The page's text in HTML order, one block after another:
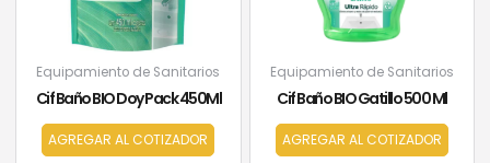
Equipamiento de Sanitarios
Cif Baño BIO Doy Pack 450Ml
AGREGAR AL COTIZADOR
Equipamiento de Sanitarios
Cif Baño BIO Gatillo 500 Ml
AGREGAR AL COTIZADOR